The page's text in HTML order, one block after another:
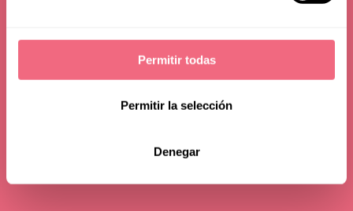
Permitir todas
Permitir la selección
Denegar